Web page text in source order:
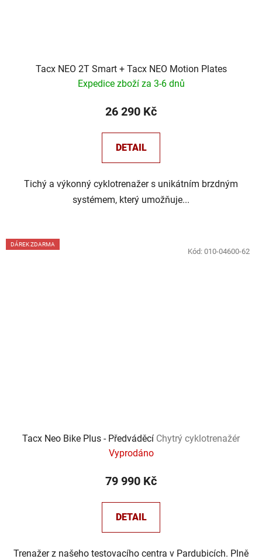
Tacx NEO 2T Smart + Tacx NEO Motion Plates
Expedice zboží za 3-6 dnů
26 290 Kč
DETAIL
Tichý a výkonný cyklotrenažer s unikátním brzdným
systémem, který umožňuje...
DÁREK ZDARMA
Tacx Neo Bike Plus - Předváděcí Chytrý cyklotrenažér
Vyprodáno
79 990 Kč
DETAIL
Trenažer z našeho testovacího centra v Pardubicích. Plně
Kód: 010-04600-62